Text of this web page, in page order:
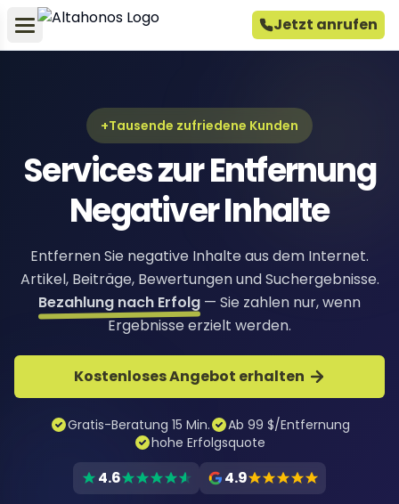
Jetzt anrufen
+Tausende zufriedene Kunden
Services zur Entfernung
Negativer Inhalte
Entfernen Sie negative Inhalte aus dem Internet.
Artikel, Beiträge, Bewertungen und Suchergebnisse.
Bezahlung nach Erfolg — Sie zahlen nur, wenn
Ergebnisse erzielt werden.
Kostenloses Angebot erhalten
Gratis-Beratung 15 Min.
Ab 99 $/Entfernung
hohe Erfolgsquote
4.6 4.9